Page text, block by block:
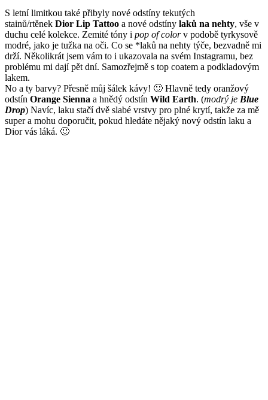
S letní limitkou také přibyly nové odstíny tekutých
stainů/rtěnek Dior Lip Tattoo a nové odstíny laků na nehty, vše v
duchu celé kolekce. Zemité tóny i pop of colorv podobě tyrkysově
modré, jako je tužka na oči. Co se *laků na nehty týče, bezvadně mi
drží. Několikrát jsem vám to i ukazovala na svém Instagramu, bez
problému mi dají pět dní. Samozřejmě s top coatem a podkladovým
lakem.
No a ty barvy? Přesně můj šálek kávy! 🙂 Hlavně tedy oranžový
odstín Orange Sienna a hnědý odstín Wild Earth. (modrý je Blue
Drop) Navíc, laku stačí dvě slabé vrstvy pro plné krytí, takže za mě
super a mohu doporučit, pokud hledáte nějaký nový odstín laku a
Dior vás láká. 🙂